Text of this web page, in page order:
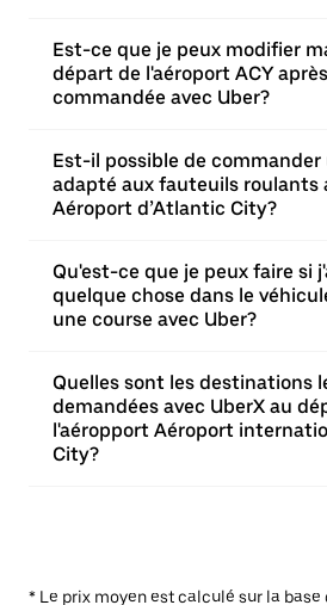
Est-ce que je peux modifier
départ de l'aéroport ACY
commandée avec Uber?
Est-il possible de commander
adapté aux fauteuils roulants
Aéroport d’Atlantic City?
Qu'est-ce que je peux faire si
quelque chose dans le
une course avec Uber?
Quelles sont les destinations
demandées avec UberX au
l'aéropport Aéroport
City?
* Le prix moyen est calculé sur la base